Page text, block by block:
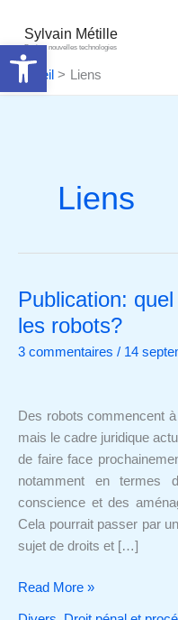
Ouvrir la barre d’outils
contenu
Sylvain Métille
Droit et nouvelles technologies
Accueil Liens
Liens
Publication:
les robots?
3 commentaires / 14
Des robots commencent
mais le cadre juridique
de faire face
notamment en termes
conscience et des
Cela pourrait passer par
sujet de droits et […]
Publication:
quel
juridique
Read More »